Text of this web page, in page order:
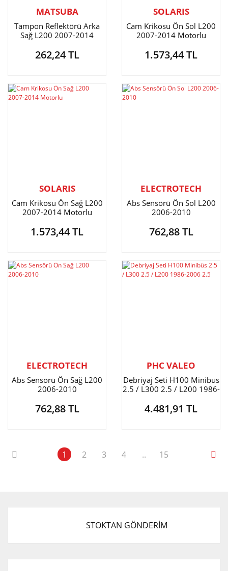
MATSUBA
Tampon Reflektörü Arka
Sağ L200 2007-2014
262,24 TL
SOLARIS
Cam Krikosu Ön Sol L200
2007-2014 Motorlu
1.573,44 TL
SOLARIS
Cam Krikosu Ön Sağ L200
2007-2014 Motorlu
1.573,44 TL
ELECTROTECH
Abs Sensörü Ön Sol L200
2006-2010
762,88 TL
ELECTROTECH
Abs Sensörü Ön Sağ L200
2006-2010
762,88 TL
PHC VALEO
Debriyaj Seti H100 Minibüs
2.5 / L300 2.5 / L200 1986-
4.481,91 TL
1 2 3 4 .. 15
STOKTAN GÖNDERİM